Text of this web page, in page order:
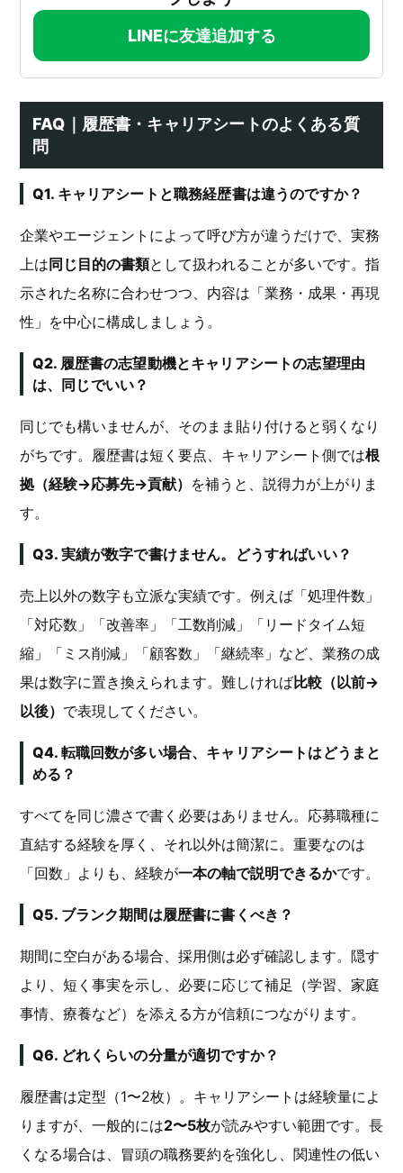
LINEに友達追加する
FAQ｜履歴書・キャリアシートのよくある質
問
Q1. キャリアシートと職務経歴書は違うのですか？
企業やエージェントによって呼び方が違うだけで、実務
上は 同じ目的の書類として扱われることが多いです。指
示された名称に合わせつつ、内容は「業務・成果・再現
性」を中心に構成しましょう。
Q2. 履歴書の志望動機とキャリアシートの志望理由
は、同じでいい？
同じでも構いませんが、そのまま貼り付けると弱くなり
がちです。履歴書は短く要点、キャリアシート側では根
拠（経験→応募先→貢献） を補うと、説得力が上がりま
す。
Q3. 実績が数字で書けません。どうすればいい？
売上以外の数字も立派な実績です。例えば「処理件数」
「対応数」「改善率」「工数削減」「リードタイム短
縮」「ミス削減」「顧客数」「継続率」など、業務の成
果は数字に置き換えられます。難しければ比較（以前→
以後） で表現してください。
Q4. 転職回数が多い場合、キャリアシートはどうまと
める？
すべてを同じ濃さで書く必要はありません。応募職種に
直結する経験を厚く、それ以外は簡潔に。重要なのは
「回数」よりも、経験が一本の軸で説明できるかです。
Q5. ブランク期間は履歴書に書くべき？
期間に空白がある場合、採用側は必ず確認します。隠す
より、短く事実を示し、必要に応じて補足（学習、家庭
事情、療養など）を添える方が信頼につながります。
Q6. どれくらいの分量が適切ですか？
履歴書は定型（1〜2枚）。キャリアシートは経験量によ
りますが、一般的には2〜5枚が読みやすい範囲です。長
くなる場合は、冒頭の職務要約を強化し、関連性の低い